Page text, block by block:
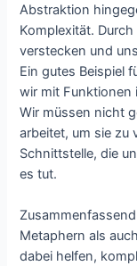
Abstraktion
Komplexität.
verstecken und
Ein gutes Beispiel
wir mit Funktionen
Wir müssen nicht
arbeitet, um sie zu
Schnittstelle, die
es tut.
Metaphern als
dabei helfen,